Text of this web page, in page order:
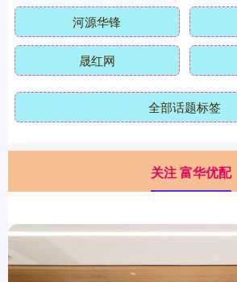
河源华锋
晟红网
全部话题标签
关注 富华优配